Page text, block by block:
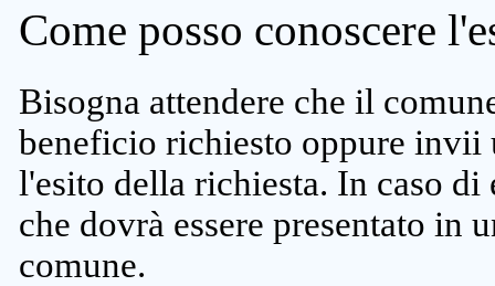
Come posso conoscere
Bisogna attendere che il
beneficio richiesto oppure invii
l'esito della richiesta. In caso
che dovrà essere presentato in
comune.